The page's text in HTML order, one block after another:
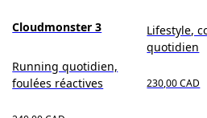
Cloudmonster 3
Running quotidien,
foulées réactives
Lifestyle,
quotidien
230,00 CAD